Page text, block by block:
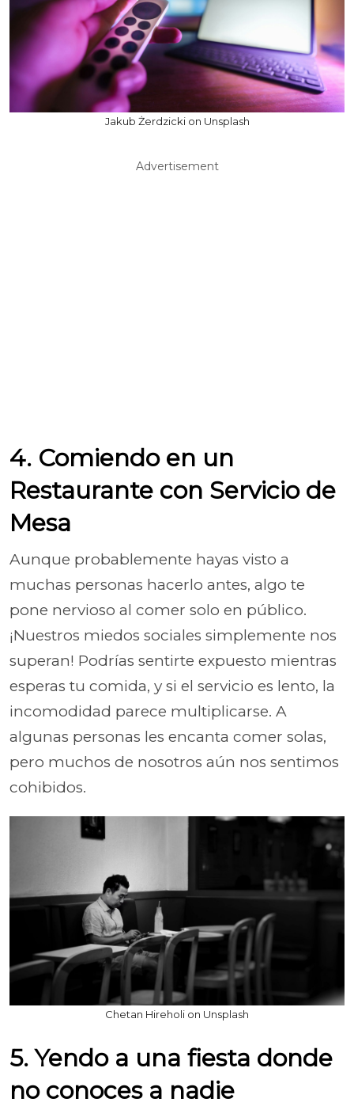
Jakub Żerdzicki on Unsplash
Advertisement
4. Comiendo en un
Restaurante con Servicio de
Mesa
Aunque probablemente hayas visto a
muchas personas hacerlo antes, algo te
pone nervioso al comer solo en público.
¡Nuestros miedos sociales simplemente nos
superan! Podrías sentirte expuesto mientras
esperas tu comida, y si el servicio es lento, la
incomodidad parece multiplicarse. A
algunas personas les encanta comer solas,
pero muchos de nosotros aún nos sentimos
cohibidos.
Chetan Hireholi on Unsplash
5. Yendo a una fiesta donde
no conoces a nadie